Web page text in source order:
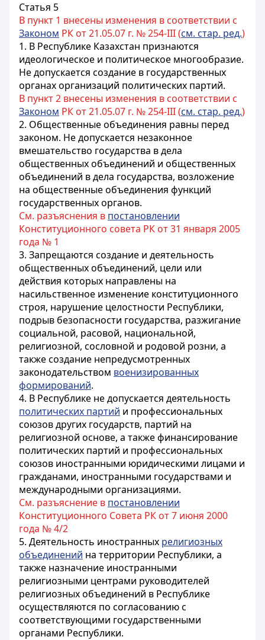
Статья 5
В пункт 1 внесены изменения в соответствии с
Законом РК от 21.05.07 г. № 254-III (см. стар. ред.)
1. В Республике Казахстан признаются
идеологическое и политическое многообразие.
Не допускается создание в государственных
органах организаций политических партий.
В пункт 2 внесены изменения в соответствии с
Законом РК от 21.05.07 г. № 254-III (см. стар. ред.)
2. Общественные объединения равны перед
законом. Не допускается незаконное
вмешательство государства в дела
общественных объединений и общественных
объединений в дела государства, возложение
на общественные объединения функций
государственных органов.
См. разъяснения в постановлении
Конституционного совета РК от 31 января 2005
года № 1
3. Запрещаются создание и деятельность
общественных объединений, цели или
действия которых направлены на
насильственное изменение конституционного
строя, нарушение целостности Республики,
подрыв безопасности государства, разжигание
социальной, расовой, национальной,
религиозной, сословной и родовой розни, а
также создание непредусмотренных
законодательством военизированных
формирований.
4. В Республике не допускается деятельность
политических партий и профессиональных
союзов других государств, партий на
религиозной основе, а также финансирование
политических партий и профессиональных
союзов иностранными юридическими лицами и
гражданами, иностранными государствами и
международными организациями.
См. разъяснение в постановлении
Конституционного Совета РК от 7 июня 2000
года № 4/2
5. Деятельность иностранных религиозных
объединений на территории Республики, а
также назначение иностранными
религиозными центрами руководителей
религиозных объединений в Республике
осуществляются по согласованию с
соответствующими государственными
органами Республики.